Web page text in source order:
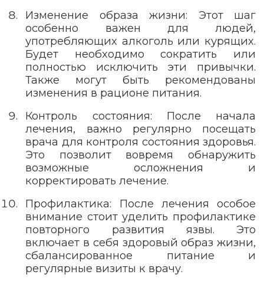
Изменение образа жизни: Этот шаг
особенно важен для людей,
употребляющих алкоголь или курящих.
Будет необходимо сократить или
полностью исключить эти привычки.
Также могут быть рекомендованы
изменения в рационе питания.
Контроль состояния: После начала
лечения, важно регулярно посещать
врача для контроля состояния здоровья.
Это позволит вовремя обнаружить
возможные осложнения и
корректировать лечение.
Профилактика: После лечения особое
внимание стоит уделить профилактике
повторного развития язвы. Это
включает в себя здоровый образ жизни,
сбалансированное питание и
регулярные визиты к врачу.